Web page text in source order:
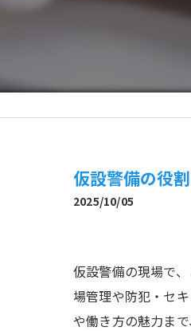
仮設警備の役
2025/10/05
仮設警備の現場で
場管理や防犯・セ
や働き方の魅力ま